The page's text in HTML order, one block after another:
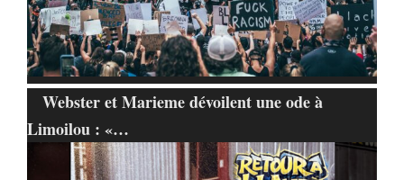
Webster et Marieme dévoilent une ode à
Limoilou : «…